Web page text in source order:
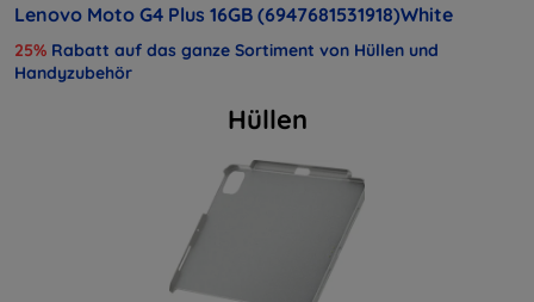
Lenovo Moto G4 Plus 16GB (6947681531918)White
25% Rabatt auf das ganze Sortiment von Hüllen und
Handyzubehör
Hüllen